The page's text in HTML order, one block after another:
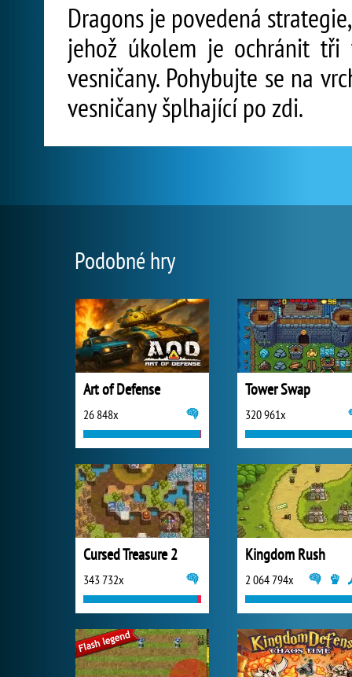
Dragons je povedená
jehož úkolem je ochránit tři
vesničany. Pohybujte se na
vesničany šplhající po zdi.
Podobné hry
Art of Defense
26 848x
Tower Swap
320 961x
Cursed Treasure 2
343 732x
Kingdom Rush
2 064 794x